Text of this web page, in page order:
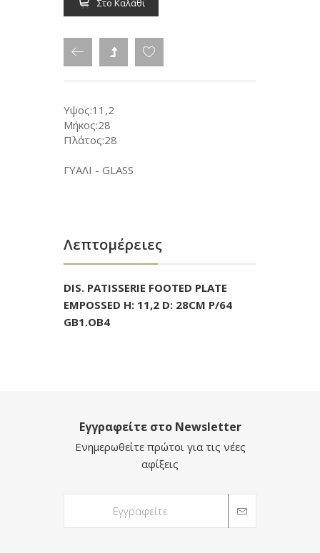
Στο Καλάθι
Υψος:11,2
Μήκος:28
Πλάτος:28
ΓΥΑΛΙ - GLASS
Λεπτομέρειες
DIS. PATISSERIE FOOTED PLATE
EMPOSSED H: 11,2 D: 28CM P/64
GB1.OB4
Εγγραφείτε στο Newsletter
Ενημερωθείτε πρώτοι για τις νέες
αφίξεις